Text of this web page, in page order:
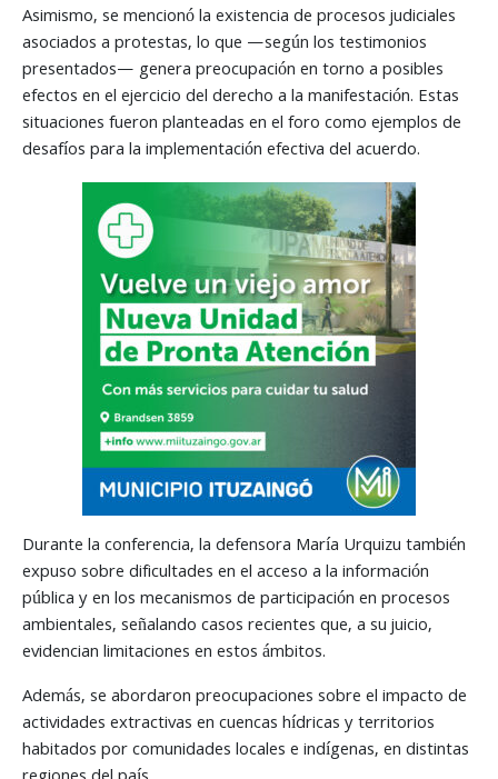
Asimismo, se mencionó la existencia de procesos judiciales
asociados a protestas, lo que —según los testimonios
presentados— genera preocupación en torno a posibles
efectos en el ejercicio del derecho a la manifestación. Estas
situaciones fueron planteadas en el foro como ejemplos de
desafíos para la implementación efectiva del acuerdo.
Durante la conferencia, la defensora María Urquizu también
expuso sobre dificultades en el acceso a la información
pública y en los mecanismos de participación en procesos
ambientales, señalando casos recientes que, a su juicio,
evidencian limitaciones en estos ámbitos.
Además, se abordaron preocupaciones sobre el impacto de
actividades extractivas en cuencas hídricas y territorios
habitados por comunidades locales e indígenas, en distintas